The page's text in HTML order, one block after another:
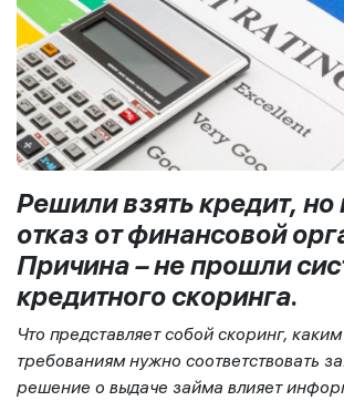
Решили взять кредит, но
отказ от финансовой
Причина – не прошли
кредитного скоринга.
Что представляет собой скоринг,
требованиям нужно соответствовать
решение о выдаче займа влияет